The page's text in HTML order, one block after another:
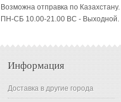
Возможна отправка по
ПН-СБ 10.00-21.00 ВC - Выходной.
Информация
Доставка в другие города